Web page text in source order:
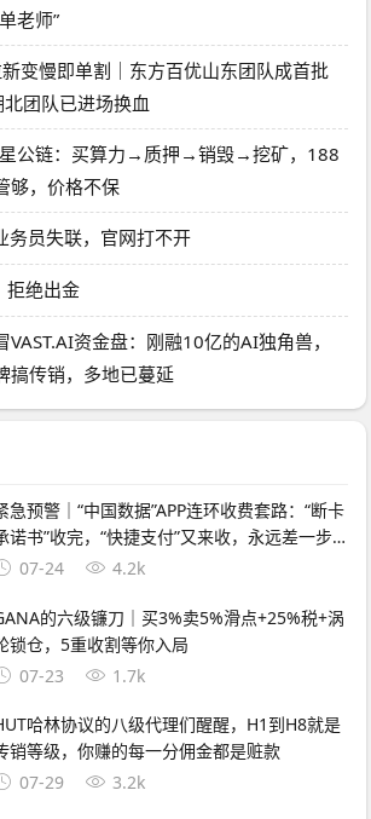
老师”
变慢即单割｜东方百优山东团队成首批
北团队已进场换血
公链：买算力→质押→销毁→挖矿，188
够，价格不保
务员失联，官网打不开
拒绝出金
资金盘：刚融10亿的AI独角兽，
搞传销，多地已蔓延
急预警｜“中国数据”APP连环收费套路：“断卡
诺书”收完，“快捷支付”又来收，永远差一步
回报
07-24 4.2k
的六级镰刀｜买3%卖5%滑点+25%税+涡
锁仓，5重收割等你入局
07-23
1.7k
哈林协议的八级代理们醒醒，H1到H8就是
销等级，你赚的每一分佣金都是赃款
07-29
3.2k